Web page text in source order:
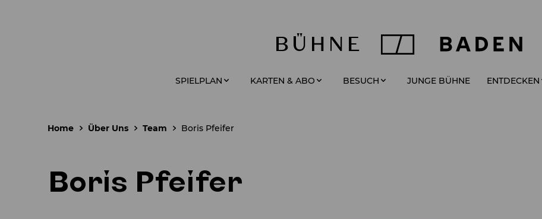
SPIELPLAN KARTEN & ABO BESUCH JUNGE BÜHNE ENTDECKEN
Home Über Uns Team Boris Pfeifer
Boris Pfeifer